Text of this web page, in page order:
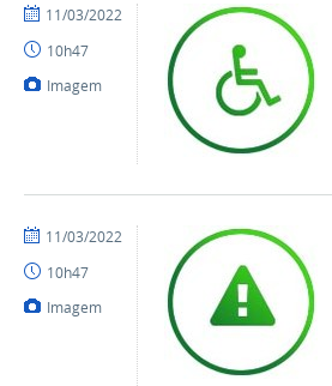
por
publicado
11/03/2022
10h47
Imagem
por
publicado
11/03/2022
10h47
Imagem